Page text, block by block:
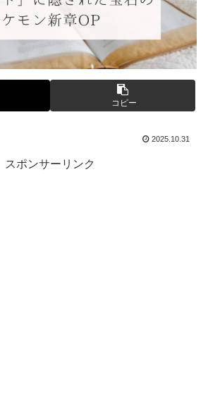
コピー
2025.10.31
スポンサーリンク